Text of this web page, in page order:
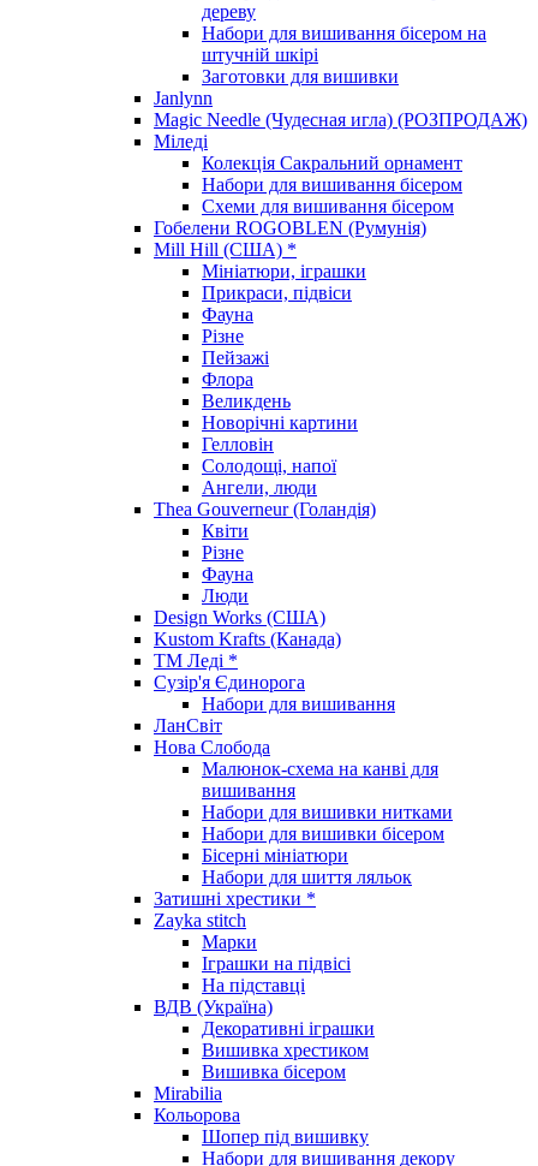
дереву
Набори для вишивання бісером на
штучній шкірі
Заготовки для вишивки
Janlynn
Magic Needle (Чудесная игла) (РОЗПРОДАЖ)
Міледі
Колекція Сакральний орнамент
Набори для вишивання бісером
Схеми для вишивання бісером
Гобелени ROGOBLEN (Румунія)
Mill Hill (США) *
Мініатюри, іграшки
Прикраси, підвіси
Фауна
Різне
Пейзажі
Флора
Великдень
Новорічні картини
Гелловін
Солодощі, напої
Ангели, люди
Thea Gouverneur (Голандія)
Квіти
Різне
Фауна
Люди
Design Works (США)
Kustom Krafts (Канада)
ТМ Леді *
Сузір'я Єдинорога
Набори для вишивання
ЛанСвіт
Нова Слобода
Малюнок-схема на канві для
вишивання
Набори для вишивки нитками
Набори для вишивки бісером
Бісерні мініатюри
Набори для шиття ляльок
Затишні хрестики *
Zayka stitch
Марки
Іграшки на підвісі
На підставці
ВДВ (Україна)
Декоративні іграшки
Вишивка хрестиком
Вишивка бісером
Mirabilia
Кольорова
Шопер під вишивку
Набори для вишивання декору